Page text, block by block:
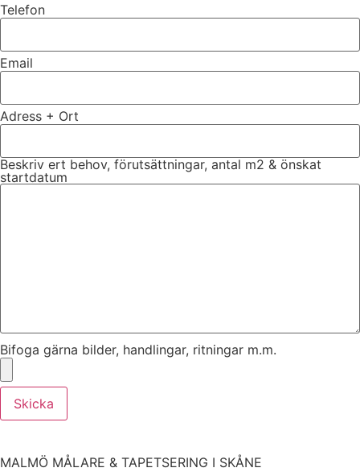
Telefon
Email
Adress + Ort
Beskriv ert behov, förutsättningar, antal m2 & önskat
startdatum
Bifoga gärna bilder, handlingar, ritningar m.m.
Skicka
MALMÖ MÅLARE & TAPETSERING I SKÅNE